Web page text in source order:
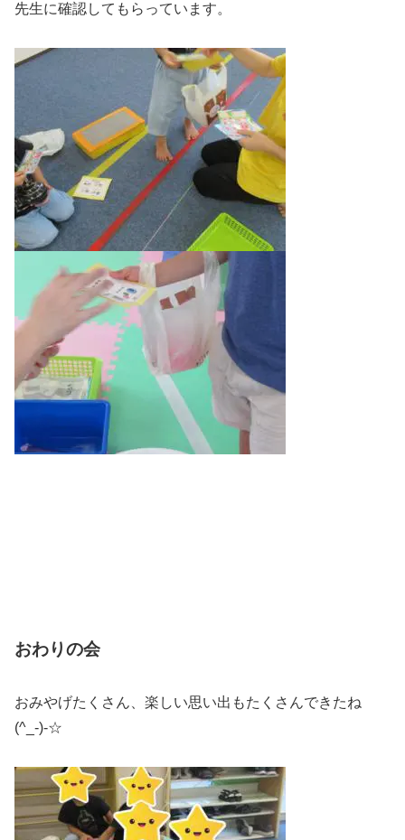
先生に確認してもらっています。
おわりの会
おみやげたくさん、楽しい思い出もたくさんできたね
(^_-)-☆